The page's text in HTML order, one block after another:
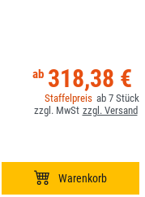
318,38 €
7